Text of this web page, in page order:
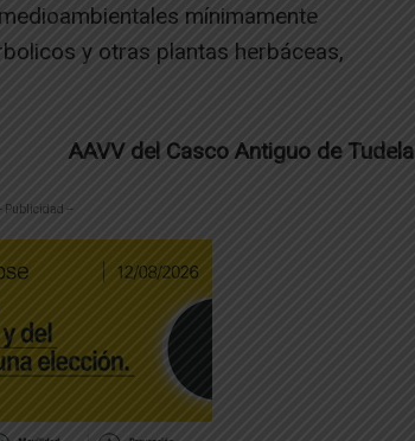
mínimamente
y otras plantas herbáceas,
AAVV del Casco Antiguo de Tudela
-- Publicidad --